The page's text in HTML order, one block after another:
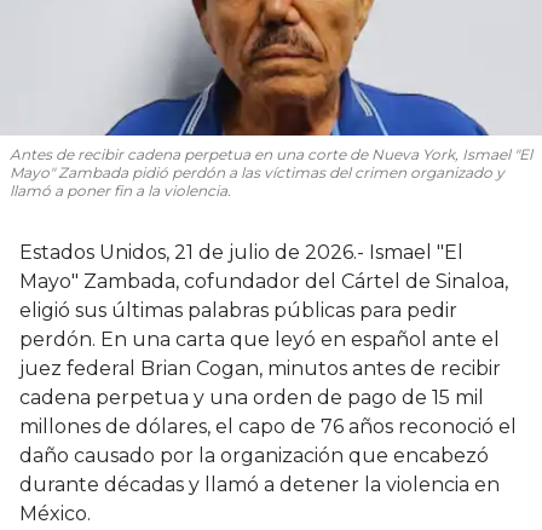
Antes de recibir cadena perpetua en una corte de Nueva York, Ismael "El
Mayo" Zambada pidió perdón a las víctimas del crimen organizado y
llamó a poner fin a la violencia.
Estados Unidos, 21 de julio de 2026.- Ismael "El
Mayo" Zambada, cofundador del Cártel de Sinaloa,
eligió sus últimas palabras públicas para pedir
perdón. En una carta que leyó en español ante el
juez federal Brian Cogan, minutos antes de recibir
cadena perpetua y una orden de pago de 15 mil
millones de dólares, el capo de 76 años reconoció el
daño causado por la organización que encabezó
durante décadas y llamó a detener la violencia en
México.